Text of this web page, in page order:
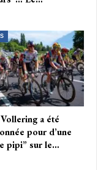
a été
pour d’une
pipi” sur le…